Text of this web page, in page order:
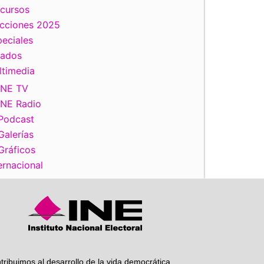
2025
TV
Radio
al desarrollo de la vida democrática